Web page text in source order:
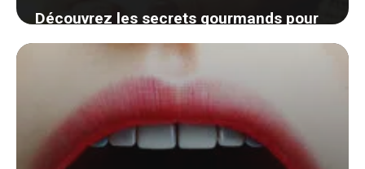
Découvrez les secrets gourmands pour
apaiser votre gorge sans effort dès les
30 juillet 2024